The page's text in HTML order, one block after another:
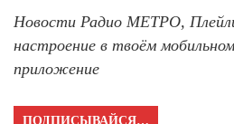
Новости Радио МЕТРО,
настроение в твоём
приложение
ПОДПИСЫВАЙСЯ…